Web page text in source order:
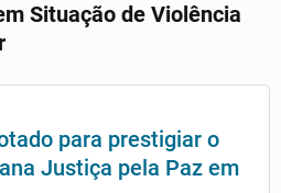
Situação de Violência
para prestigiar o
Justiça pela Paz em